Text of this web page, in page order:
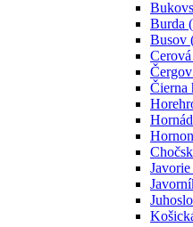
Burda
Busov
Čierna